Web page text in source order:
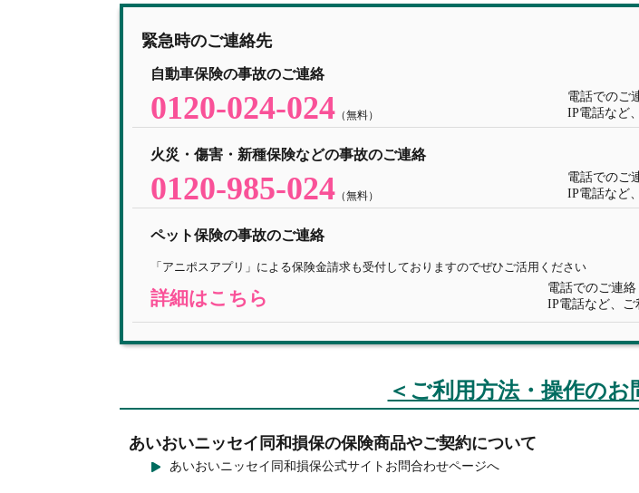
緊急時のご連絡先
自動車保険の事故のご連絡
0120-024-024 （無料）
電話でのご
IP電話など
火災・傷害・新種保険などの事故のご連絡
0120-985-024 （無料）
電話でのご
IP電話など
ペット保険の事故のご連絡
「アニポスアプリ」による保険金請求も受付しておりますのでぜひご活用ください
詳細はこちら
電話でのご連絡
IP電話など、
＜ご利用方法・操作の
あいおいニッセイ同和損保の保険商品やご契約について
あいおいニッセイ同和損保公式サイトお問合わせページへ